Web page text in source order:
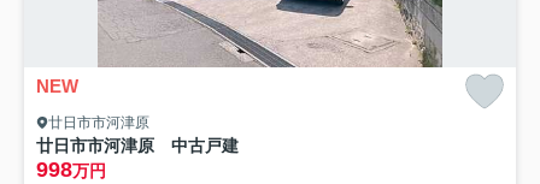
NEW
廿日市市河津原
廿日市市河津原 中古戸建
998万円